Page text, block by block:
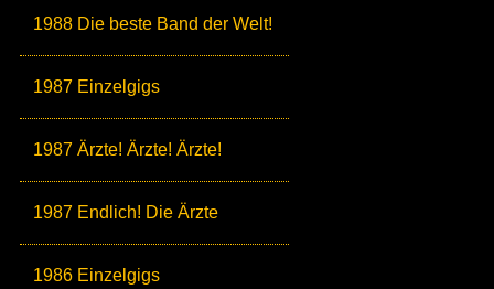
1988 Die beste Band der Welt!
1987 Einzelgigs
1987 Ärzte! Ärzte! Ärzte!
1987 Endlich! Die Ärzte
1986 Einzelgigs